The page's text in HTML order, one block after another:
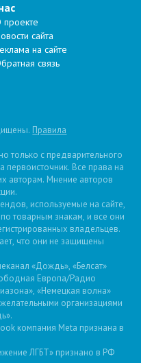
проекте
сайта
на сайте
связь
Правила
только с предварительного
первоисточник. Все права на
авторам. Мнение авторов
используемые на сайте,
товарным знакам, и все они
владельцев.
что они не защищены
«Дождь», «Белсат»
Европа/Радио
«Немецкая волна»
организациями
компания Metа признана в
ЛГБТ» признано в РФ